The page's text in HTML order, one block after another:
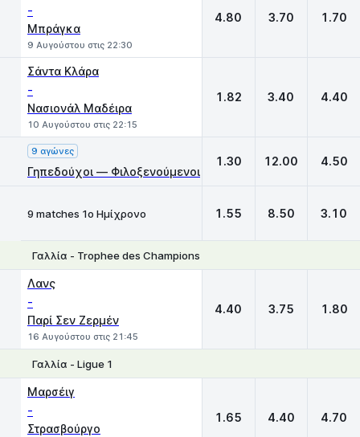
-
Μπράγκα
9 Αυγούστου στις 22:30
4.80 3.70 1.70
Σάντα Κλάρα
-
Νασιονάλ Μαδέιρα
10 Αυγούστου στις 22:15
1.82 3.40 4.40
9 αγώνες
Γηπεδούχοι — Φιλοξενούμενοι
1.30 12.00 4.50
9 matches 1ο Ημίχρονο 1.55 8.50 3.10
Γαλλία - Trophee des Champions
Λανς
-
Παρί Σεν Ζερμέν
16 Αυγούστου στις 21:45
4.40 3.75 1.80
Γαλλία - Ligue 1
Μαρσέιγ
-
Στρασβούργο
1.65 4.40 4.70